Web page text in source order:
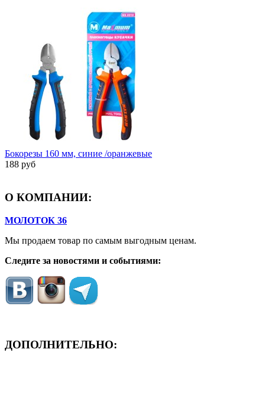
Бокорезы 160 мм, синие /оранжевые
188 руб
О КОМПАНИИ:
МОЛОТОК 36
Мы продаем товар по самым выгодным ценам.
Следите за новостями и событиями:
ДОПОЛНИТЕЛЬНО: